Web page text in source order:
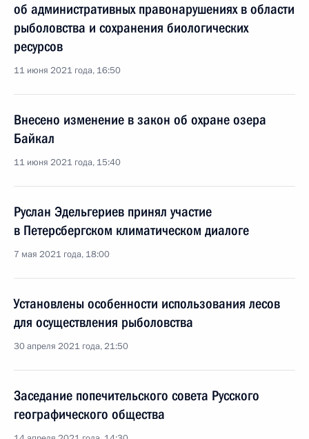
об административных правонарушениях в области
рыболовства и сохранения биологических
ресурсов
11 июня 2021 года, 16:50
Внесено изменение в закон об охране озера
Байкал
11 июня 2021 года, 15:40
Руслан Эдельгериев принял участие
в Петерсбергском климатическом диалоге
7 мая 2021 года, 18:00
Установлены особенности использования лесов
для осуществления рыболовства
30 апреля 2021 года, 21:50
Заседание попечительского совета Русского
географического общества